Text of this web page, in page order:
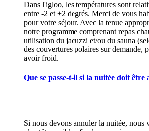
Dans l'igloo, les températures sont
entre -2 et +2 degrés. Merci de vous
pour votre séjour. Avec la tenue
notre programme comprenant repas
utilisation du jacuzzi et/ou du sauna
des couvertures polaires sur demande,
avoir froid.
Que se passe-t-il si la nuitée doit être
Si nous devons annuler la nuitée, nous